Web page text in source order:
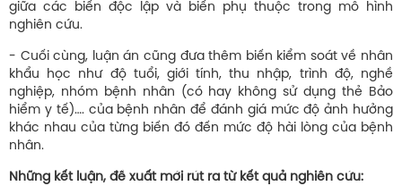
giữa các biến độc lập và biến phụ thuộc trong mô hình
nghiên cứu.
- Cuối cùng, luận án cũng đưa thêm biến kiểm soát về nhân
khẩu học như độ tuổi, giới tính, thu nhập, trình độ, nghề
nghiệp, nhóm bệnh nhân (có hay không sử dụng thẻ Bảo
hiểm y tế)…. của bệnh nhân để đánh giá mức độ ảnh hưởng
khác nhau của từng biến đó đến mức độ hài lòng của bệnh
nhân.
Những kết luận, đề xuất mới rút ra từ kết quả nghiên cứu: